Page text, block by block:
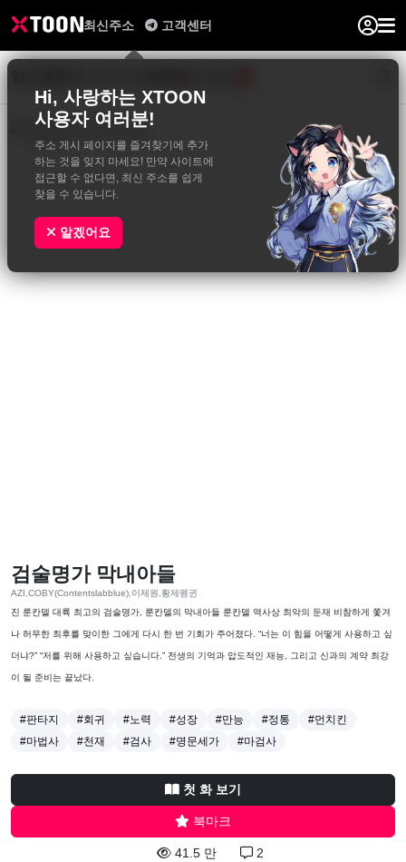
최신주소
Hi, 사랑하는 XTOON
사용자 여러분!
주소 게시 페이지를 즐겨찾기에 추가
하는 것을 잊지 마세요! 만약 사이트에
접근할 수 없다면, 최신 주소를 쉽게
찾을 수 있습니다.
알겠어요
고객센터
검술명가 막내아들
AZI,COBY(Contentslabblue),이제원,황제펭귄
진 룬칸델 대륙 최고의 검술명가, 룬칸델의 막내아들 룬칸델 역사상 최악의 둔재 비참하게 쫓겨
나 허무한 최후를 맞이한 그에게 다시 한 번 기회가 주어졌다. “너는 이 힘을 어떻게 사용하고 싶
더냐?” “저를 위해 사용하고 싶습니다.” 전생의 기억과 압도적인 재능, 그리고 신과의 계약 최강
이 될 준비는 끝났다.
#판타지 #회귀 #노력 #성장 #만능 #정통
#먼치킨
#마법사
#천재 #검사 #명문세가 #마검사
첫 화 보기
북마크
41.5 만 2